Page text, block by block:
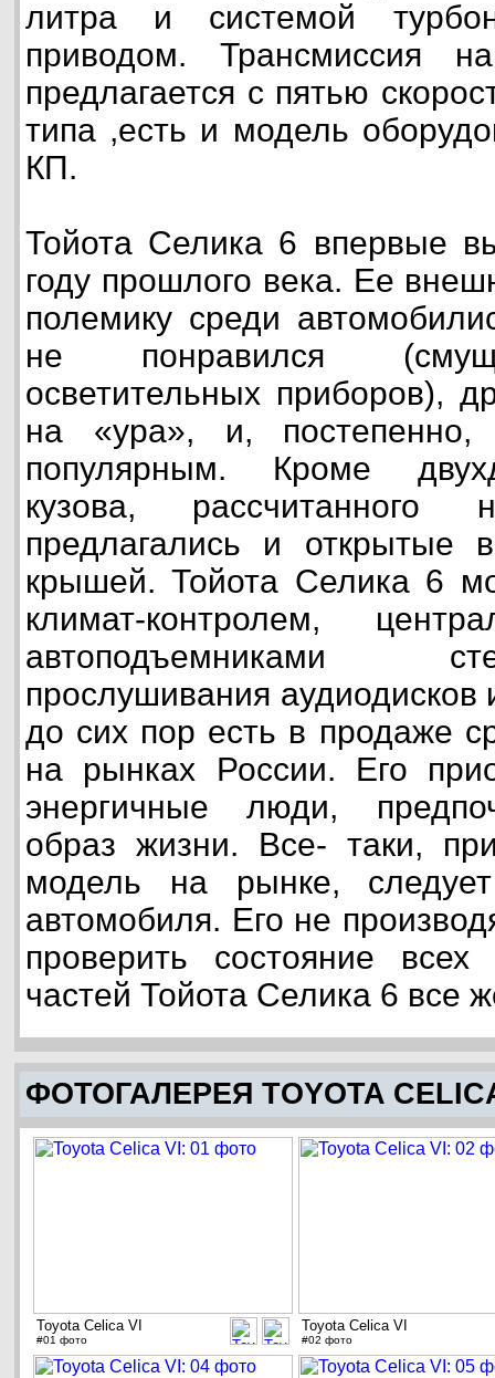
литра и системой
приводом. Трансмиссия
предлагается с пятью
типа ,есть и модель
КП.
Тойота Селика 6 впервые
году прошлого века. Ее
полемику среди
не понравился
осветительных приборов),
на «ура», и, постепенно,
популярным. Кроме
кузова,
предлагались и открытые
крышей. Тойота Селика 6
климат-контролем,
автоподъемниками
прослушивания
до сих пор есть в продаже
на рынках России. Его
энергичные люди,
образ жизни. Все- таки,
модель на рынке,
автомобиля. Его не
проверить состояние
частей Тойота Селика 6 все
ФОТОГАЛЕРЕЯ TOYOTA
Toyota Celica VI
#01 фото
Toyota Celica VI
#02 фото